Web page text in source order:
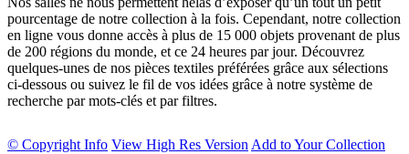
pourcentage de notre collection à la fois. Cependant, notre collection
en ligne vous donne accès à plus de 15 000 objets provenant de plus
de 200 régions du monde, et ce 24 heures par jour. Découvrez
quelques-unes de nos pièces textiles préférées grâce aux sélections
ci-dessous ou suivez le fil de vos idées grâce à notre système de
recherche par mots-clés et par filtres.
© Copyright Info View High Res Version Add to Your Collection